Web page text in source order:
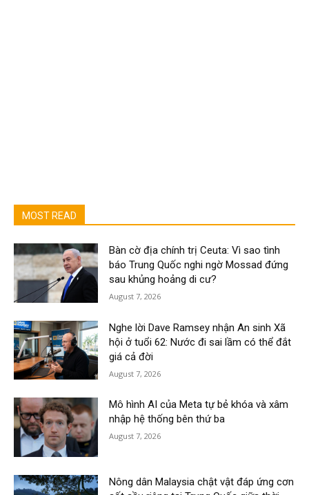
MOST READ
Bàn cờ địa chính trị Ceuta: Vì sao tình
báo Trung Quốc nghi ngờ Mossad đứng
sau khủng hoảng di cư?
August 7, 2026
Nghe lời Dave Ramsey nhận An sinh Xã
hội ở tuổi 62: Nước đi sai lầm có thể đắt
giá cả đời
August 7, 2026
Mô hình AI của Meta tự bẻ khóa và xâm
nhập hệ thống bên thứ ba
August 7, 2026
Nông dân Malaysia chật vật đáp ứng cơn